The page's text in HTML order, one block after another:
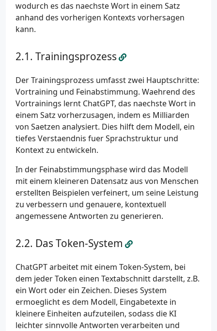
wodurch es das naechste Wort in einem Satz
anhand des vorherigen Kontexts vorhersagen
kann.
Trainingsprozess
Der Trainingsprozess umfasst zwei Hauptschritte:
Vortraining und Feinabstimmung. Waehrend des
Vortrainings lernt ChatGPT, das naechste Wort in
einem Satz vorherzusagen, indem es Milliarden
von Saetzen analysiert. Dies hilft dem Modell, ein
tiefes Verstaendnis fuer Sprachstruktur und
Kontext zu entwickeln.
In der Feinabstimmungsphase wird das Modell
mit einem kleineren Datensatz aus von Menschen
erstellten Beispielen verfeinert, um seine Leistung
zu verbessern und genauere, kontextuell
angemessene Antworten zu generieren.
Das Token-System
ChatGPT arbeitet mit einem Token-System, bei
dem jeder Token einen Textabschnitt darstellt, z.B.
ein Wort oder ein Zeichen. Dieses System
ermoeglicht es dem Modell, Eingabetexte in
kleinere Einheiten aufzuteilen, sodass die KI
leichter sinnvolle Antworten verarbeiten und